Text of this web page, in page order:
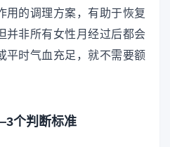
用的调理方案，有助于恢复
并非所有女性月经过后都会
平时气血充足，就不需要额
个判断标准